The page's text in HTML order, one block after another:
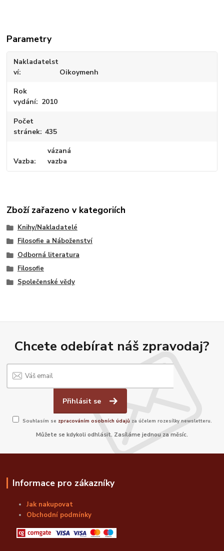
Parametry
Nakladatelst
ví
Oikoymenh
Rok
vydání
2010
Počet
stránek 435
Vazba
vázaná
vazba
Zboží zařazeno v kategoriích
Knihy/Nakladatelé
Filosofie a Náboženství
Odborná literatura
Filosofie
Společenské vědy
Chcete odebírat náš zpravodaj?
Přihlásit se
Souhlasím se zpracováním osobních údajů za účelem rozesílky newsletteru.
Můžete se kdykoli odhlásit. Zasíláme jednou za měsíc.
Informace pro zákazníky
Jak nakupovat
Obchodní podmínky